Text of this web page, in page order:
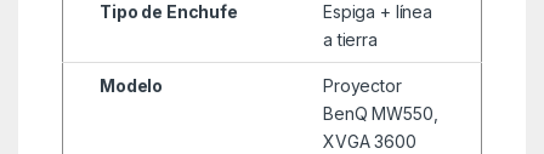
Tipo de Enchufe
Espiga + línea
a tierra
Modelo
Proyector
BenQ MW550,
XVGA 3600